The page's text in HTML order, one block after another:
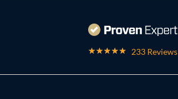
233 Reviews